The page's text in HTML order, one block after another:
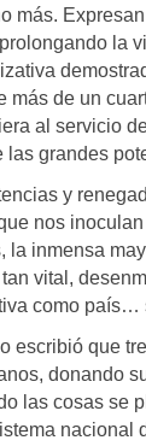
más.
la
de un
al servicio
grandes
y
nos
inmensa
vital,
como país…
escribió que
donando
las cosas se